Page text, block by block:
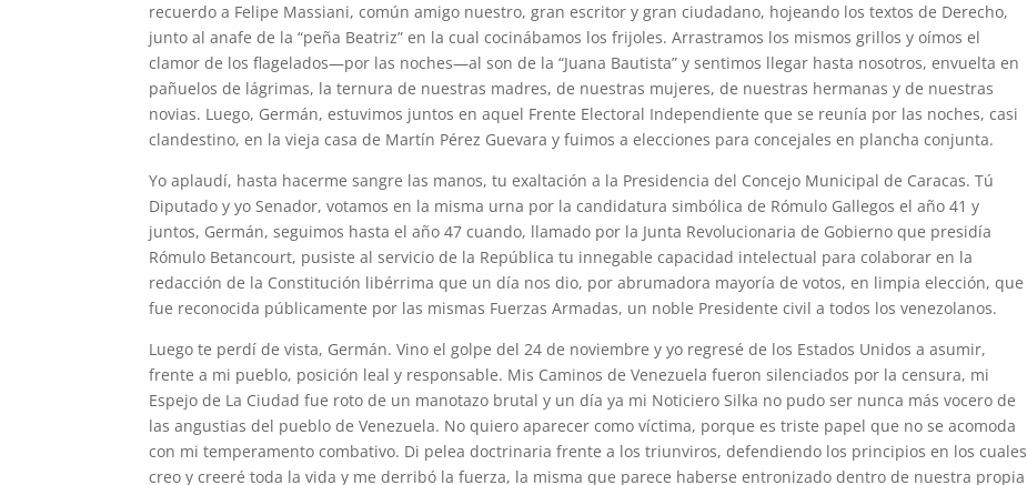
recuerdo a Felipe Massiani, común amigo nuestro, gran escritor y gran ciudadano, hojeando los textos de Derecho,
junto al anafe de la “peña Beatriz” en la cual cocinábamos los frijoles. Arrastramos los mismos grillos y oímos el
clamor de los flagelados—por las noches—al son de la “Juana Bautista” y sentimos llegar hasta nosotros, envuelta en
pañuelos de lágrimas, la ternura de nuestras madres, de nuestras mujeres, de nuestras hermanas y de nuestras
novias. Luego, Germán, estuvimos juntos en aquel Frente Electoral Independiente que se reunía por las noches, casi
clandestino, en la vieja casa de Martín Pérez Guevara y fuimos a elecciones para concejales en plancha conjunta.
Yo aplaudí, hasta hacerme sangre las manos, tu exaltación a la Presidencia del Concejo Municipal de Caracas. Tú
Diputado y yo Senador, votamos en la misma urna por la candidatura simbólica de Rómulo Gallegos el año 41 y
juntos, Germán, seguimos hasta el año 47 cuando, llamado por la Junta Revolucionaria de Gobierno que presidía
Rómulo Betancourt, pusiste al servicio de la República tu innegable capacidad intelectual para colaborar en la
redacción de la Constitución libérrima que un día nos dio, por abrumadora mayoría de votos, en limpia elección, que
fue reconocida públicamente por las mismas Fuerzas Armadas, un noble Presidente civil a todos los venezolanos.
Luego te perdí de vista, Germán. Vino el golpe del 24 de noviembre y yo regresé de los Estados Unidos a asumir,
frente a mi pueblo, posición leal y responsable. Mis Caminos de Venezuela fueron silenciados por la censura, mi
Espejo de La Ciudad fue roto de un manotazo brutal y un día ya mi Noticiero Silka no pudo ser nunca más vocero de
las angustias del pueblo de Venezuela. No quiero aparecer como víctima, porque es triste papel que no se acomoda
con mi temperamento combativo. Di pelea doctrinaria frente a los triunviros, defendiendo los principios en los cuales
creo y creeré toda la vida y me derribó la fuerza, la misma que parece haberse entronizado dentro de nuestra propia